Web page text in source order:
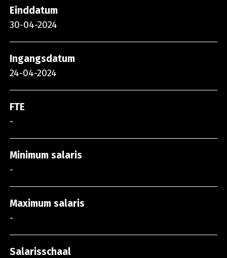
Einddatum
30-04-2024
Ingangsdatum
24-04-2024
FTE
-
Minimum salaris
-
Maximum salaris
-
Salarisschaal